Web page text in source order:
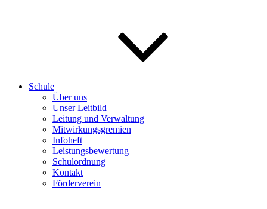
Schule
Über uns
Unser Leitbild
Leitung und Verwaltung
Mitwirkungsgremien
Infoheft
Leistungsbewertung
Schulordnung
Kontakt
Förderverein